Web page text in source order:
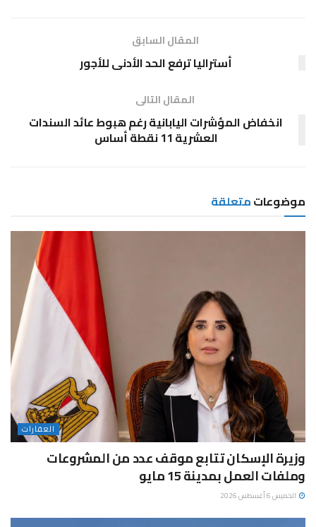
المقال السابق
أستراليا ترفع الحد الأدنى للأجور
المقال التالى
انخفاض المؤشرات اليابانية رغم هبوط عائد السندات
العشرية 11 نقطة أساس
موضوعاتمتعلقة
العقارات
وزيرة الإسكان تتابع موقف عدد من المشروعات
وملفات العمل بمدينة 15 مايو
الخميس 6 أغسطس 2026